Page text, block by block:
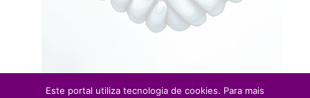
Este portal utiliza tecnologia de cookies. Para mais